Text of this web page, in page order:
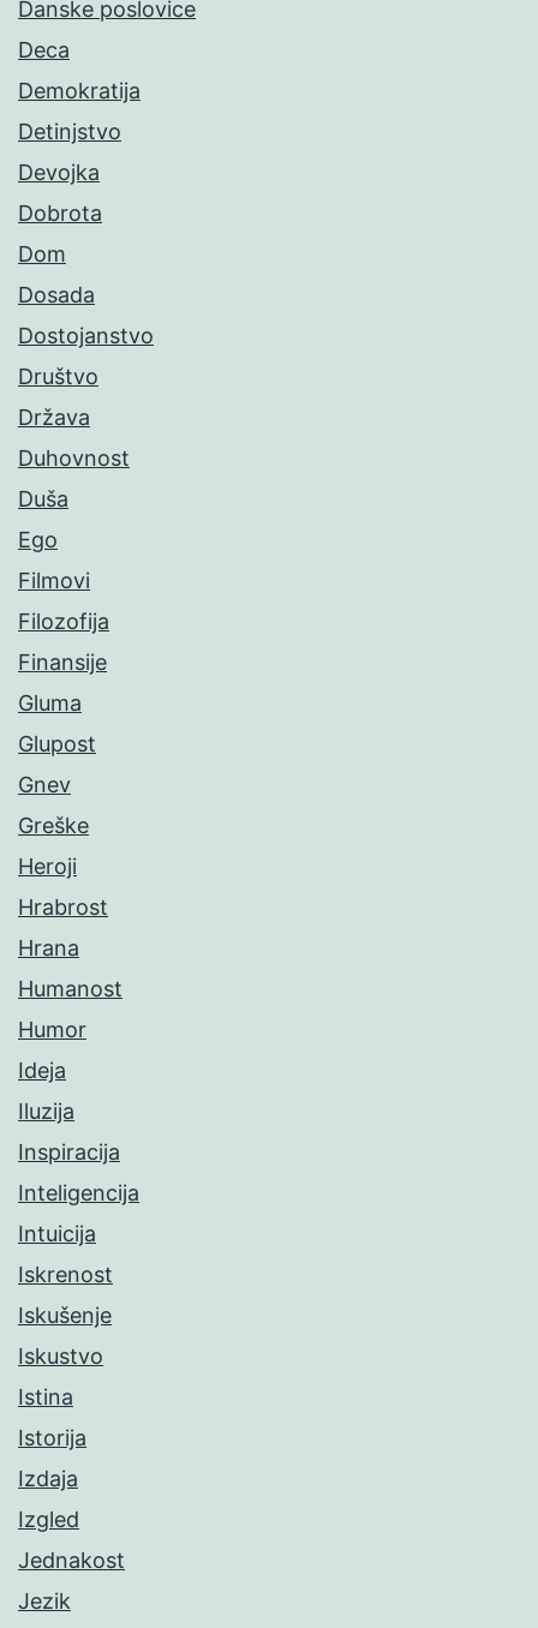
Danske poslovice
Deca
Demokratija
Detinjstvo
Devojka
Dobrota
Dom
Dosada
Dostojanstvo
Društvo
Država
Duhovnost
Duša
Ego
Filmovi
Filozofija
Finansije
Gluma
Glupost
Gnev
Greške
Heroji
Hrabrost
Hrana
Humanost
Humor
Ideja
Iluzija
Inspiracija
Inteligencija
Intuicija
Iskrenost
Iskušenje
Iskustvo
Istina
Istorija
Izdaja
Izgled
Jednakost
Jezik